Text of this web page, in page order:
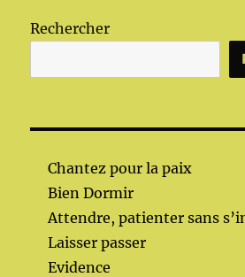
Rechercher
Chantez pour la paix
Bien Dormir
Attendre, patienter sans
Laisser passer
Evidence